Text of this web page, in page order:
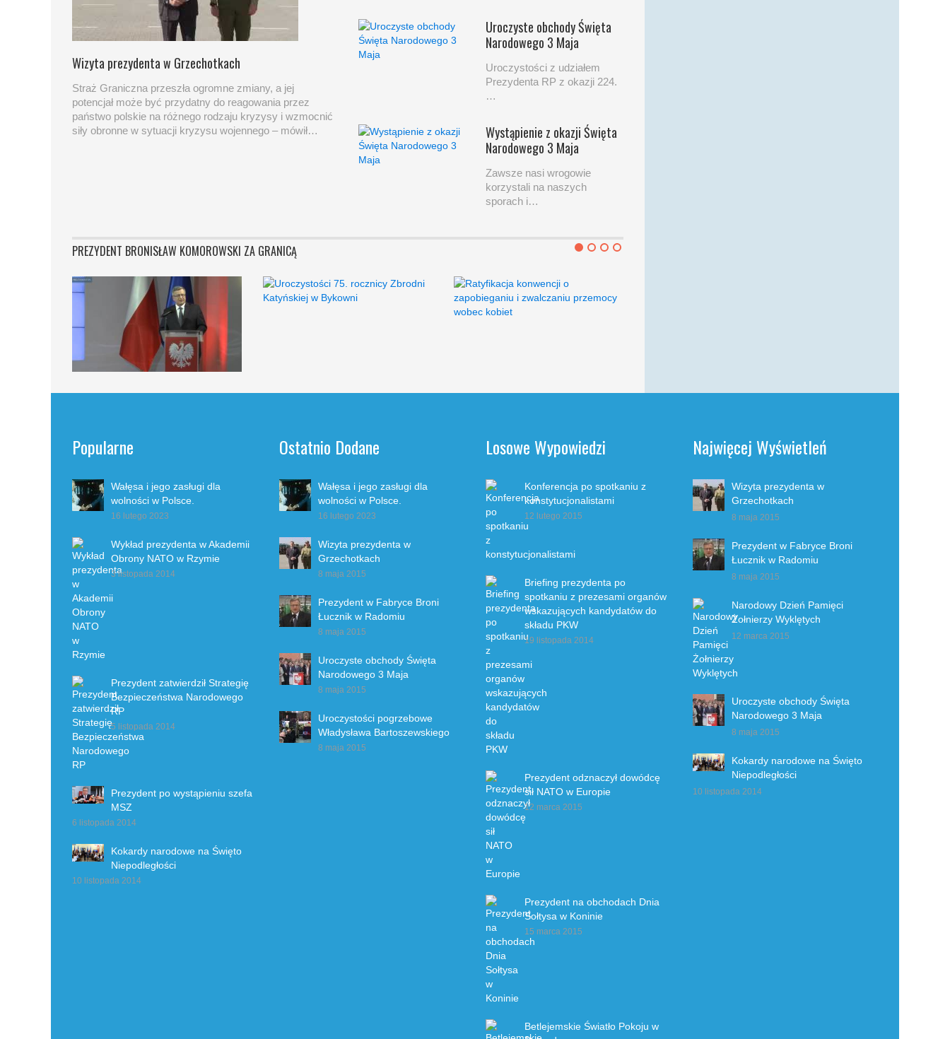
Wizyta prezydenta w Grzechotkach
Straż Graniczna przeszła ogromne zmiany, a jej
potencjał może być przydatny do reagowania przez
państwo polskie na różnego rodzaju kryzysy i wzmocnić
siły obronne w sytuacji kryzysu wojennego – mówił…
Uroczyste obchody Święta
Narodowego 3 Maja
Uroczystości z udziałem
Prezydenta RP z okazji 224.
…
Wystąpienie z okazji Święta
Narodowego 3 Maja
Zawsze nasi wrogowie
korzystali na naszych
sporach i…
PREZYDENT BRONISŁAW KOMOROWSKI ZA GRANICĄ
Popularne
Wałęsa i jego zasługi dla
wolności w Polsce.
16 lutego 2023
Wykład prezydenta w Akademii
Obrony NATO w Rzymie
3 listopada 2014
Prezydent zatwierdził Strategię
Bezpieczeństwa Narodowego
RP
5 listopada 2014
Prezydent po wystąpieniu szefa
MSZ
6 listopada 2014
Kokardy narodowe na Święto
Niepodległości
10 listopada 2014
Ostatnio Dodane
Wałęsa i jego zasługi dla
wolności w Polsce.
16 lutego 2023
Wizyta prezydenta w
Grzechotkach
8 maja 2015
Prezydent w Fabryce Broni
Łucznik w Radomiu
8 maja 2015
Uroczyste obchody Święta
Narodowego 3 Maja
8 maja 2015
Uroczystości pogrzebowe
Władysława Bartoszewskiego
8 maja 2015
Losowe Wypowiedzi
Konferencja po spotkaniu z
konstytucjonalistami
12 lutego 2015
Briefing prezydenta po
spotkaniu z prezesami organów
wskazujących kandydatów do
składu PKW
19 listopada 2014
Prezydent odznaczył dowódcę
sił NATO w Europie
12 marca 2015
Prezydent na obchodach Dnia
Sołtysa w Koninie
15 marca 2015
Betlejemskie Światło Pokoju w
Najwięcej Wyświetleń
Wizyta prezydenta w
Grzechotkach
8 maja 2015
Prezydent w Fabryce Broni
Łucznik w Radomiu
8 maja 2015
Narodowy Dzień Pamięci
Żołnierzy Wyklętych
12 marca 2015
Uroczyste obchody Święta
Narodowego 3 Maja
8 maja 2015
Kokardy narodowe na Święto
Niepodległości
10 listopada 2014